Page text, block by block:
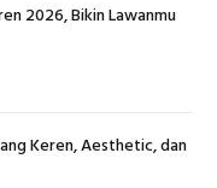
2026, Bikin Lawanmu
Keren, Aesthetic, dan